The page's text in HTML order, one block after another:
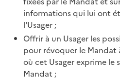
informations qui lui ont
l'Usager ;
Offrir à un Usager les
pour révoquer le
où cet Usager exprime le
Mandat ;